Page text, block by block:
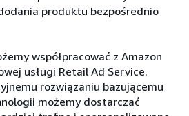
produktu bezpośrednio
współpracować z Amazon
usługi Retail Ad Service.
rozwiązaniu bazującemu
możemy dostarczać